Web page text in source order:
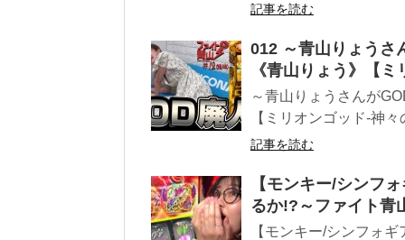
記事を読む
012 ～青山りょうさ
《青山りょう》【
～青山りょうさんが
【ミリオンゴッド-神
記事を読む
【モンキー/シンフ
るか!?～ファイト青
【モンキー/シンフォ